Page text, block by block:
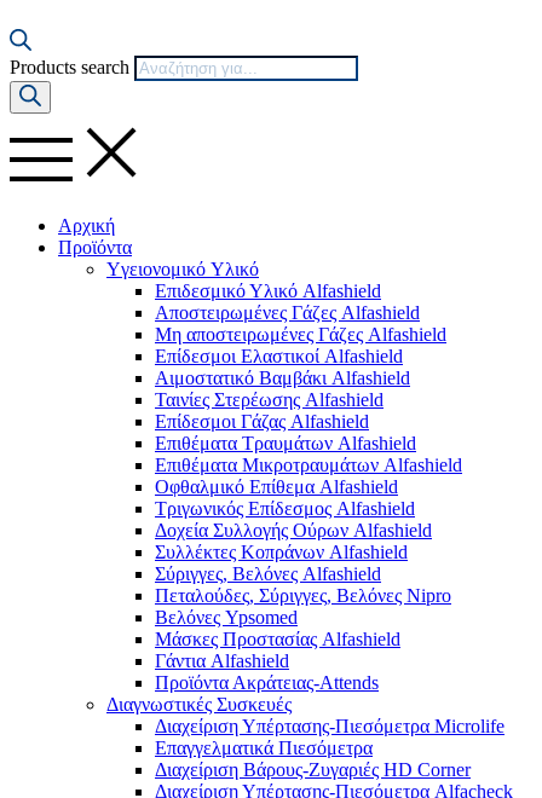
Products search
Αρχική
Προϊόντα
Yγειονομικό Yλικό
Επιδεσμικό Υλικό Alfashield
Αποστειρωμένες Γάζες Alfashield
Μη αποστειρωμένες Γάζες Alfashield
Επίδεσμοι Ελαστικοί Alfashield
Αιμοστατικό Βαμβάκι Alfashield
Ταινίες Στερέωσης Alfashield
Επίδεσμοι Γάζας Alfashield
Επιθέματα Τραυμάτων Alfashield
Επιθέματα Μικροτραυμάτων Alfashield
Οφθαλμικό Eπίθεμα Alfashield
Τριγωνικός Επίδεσμος Alfashield
Δοχεία Συλλογής Ούρων Alfashield
Συλλέκτες Κοπράνων Alfashield
Σύριγγες, Βελόνες Alfashield
Πεταλούδες, Σύριγγες, Βελόνες Nipro
Βελόνες Ypsomed
Μάσκες Προστασίας Alfashield
Γάντια Alfashield
Προϊόντα Ακράτειας-Attends
Διαγνωστικές Συσκευές
Διαχείριση Υπέρτασης-Πιεσόμετρα Microlife
Επαγγελματικά Πιεσόμετρα
Διαχείριση Βάρους-Ζυγαριές HD Corner
Διαχείριση Υπέρτασης-Πιεσόμετρα Alfacheck